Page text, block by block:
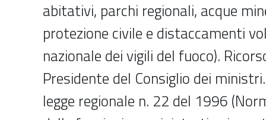
abitativi, parchi regionali, acque
protezione civile e distaccamenti
nazionale dei vigili del fuoco).
Presidente del Consiglio dei
legge regionale n. 22 del 1996